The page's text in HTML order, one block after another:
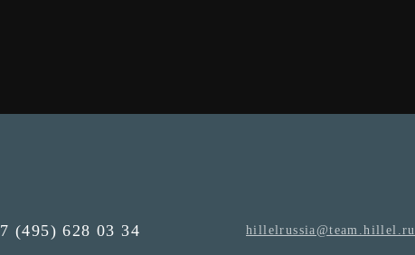
7 (495) 628 03 34 hillelrussia@team.hillel.ru